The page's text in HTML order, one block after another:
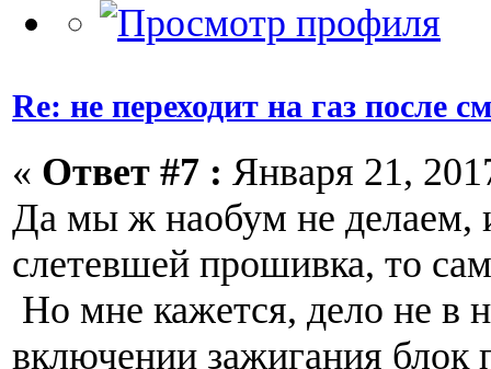
Re: не переходит на газ после
« Ответ #7 : Января 21,
Да мы ж наобум не делаем,
слетевшей прошивка, то
Но мне кажется, дело не в
включении зажигания блок